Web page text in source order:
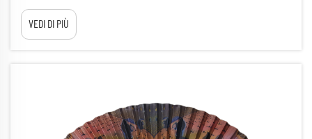
calda delle lanterne (1800K–2200K) potenzia la risonanza emotiva e
la codifica della memoria. Le lanterne romantiche per matrimoni
emettono una luminosità simile a quella di una candela, compresa
VEDI DI PIÙ